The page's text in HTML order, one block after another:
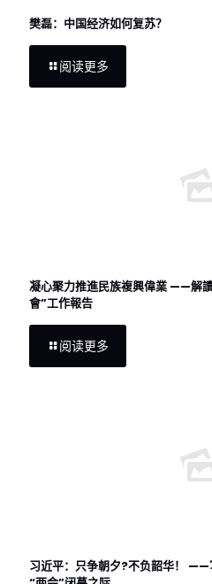
樊磊：中国经济如何复苏？
阅读更多
凝心聚力推進民族複興偉業 ——解
會”工作報告
阅读更多
习近平：只争朝夕?不负韶华！